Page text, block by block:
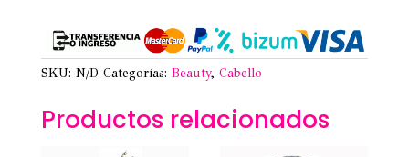
SKU: N/D Categorías: Beauty, Cabello
Productos relacionados